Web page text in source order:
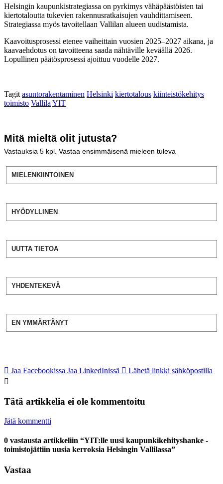
Helsingin kaupunkistrategiassa on pyrkimys vähäpäästöisten tai
kiertotaloutta tukevien rakennusratkaisujen vauhdittamiseen.
Strategiassa myös tavoitellaan Vallilan alueen uudistamista.
Kaavoitusprosessi etenee vaiheittain vuosien 2025–2027 aikana, ja
kaavaehdotus on tavoitteena saada nähtäville keväällä 2026.
Lopullinen päätösprosessi ajoittuu vuodelle 2027.
Tagit asuntorakentaminen Helsinki kiertotalous kiinteistökehitys
toimisto Vallila YIT
Mitä mieltä olit jutusta?
Vastauksia 5 kpl. Vastaa ensimmäisenä mieleen tuleva
MIELENKIINTOINEN
HYÖDYLLINEN
UUTTA TIETOA
YHDENTEKEVÄ
EN YMMÄRTÄNYT
Jaa Facebookissa Jaa LinkedInissä Lähetä linkki sähköpostilla
Tätä artikkelia ei ole kommentoitu
Jätä kommentti
0 vastausta artikkeliin “YIT:lle uusi kaupunkikehityshanke -
toimistojättiin uusia kerroksia Helsingin Vallilassa”
Vastaa